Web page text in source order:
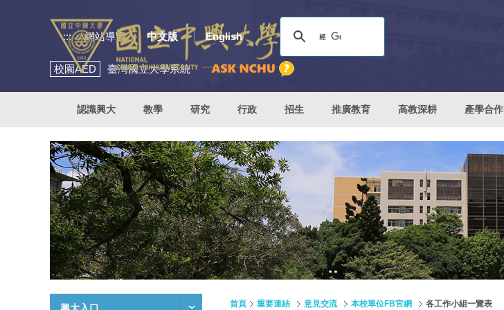
::: 網站導覽 中文版 English
校園AED 臺灣國立大學系統
認識興大 教學 研究 行政 招生 推廣教育 高教深耕 產學合作
首頁 重要連結 意見交流 本校單位FB官網 各工作小組一覽表